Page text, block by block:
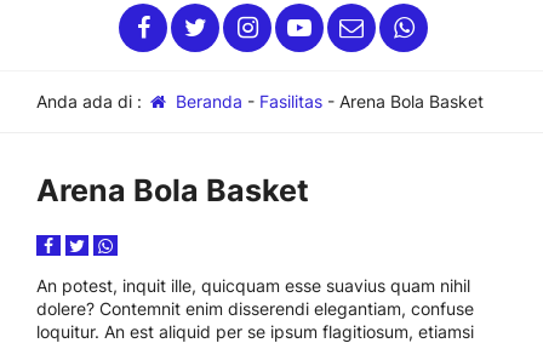
Anda ada di : Beranda - Fasilitas- Arena Bola Basket
Arena Bola Basket
An potest, inquit ille, quicquam esse suavius quam nihil
dolere? Contemnit enim disserendi elegantiam, confuse
loquitur. An est aliquid per se ipsum flagitiosum, etiamsi